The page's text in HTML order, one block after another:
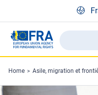
Search
the
FRA
Recherche
Home Asile, migration et